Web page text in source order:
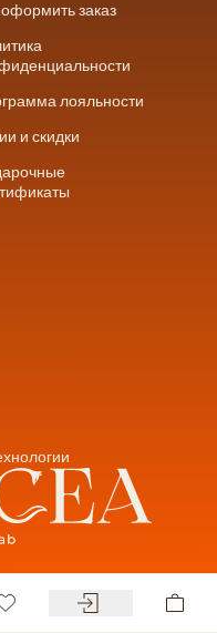
оформить заказ
лояльности
и скидки